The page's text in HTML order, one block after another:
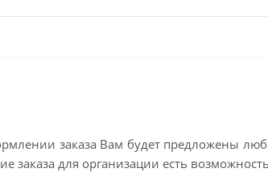
заказа Вам будет предложены
для организации есть возможность